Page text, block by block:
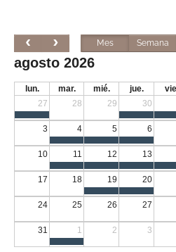
Mes Semana
agosto 2026
lun. mar. mié. jue.
27
28 29 30
3 4 5 6
10 11 12 13
17 18 19 20
24 25 26 27
31 1 2 3